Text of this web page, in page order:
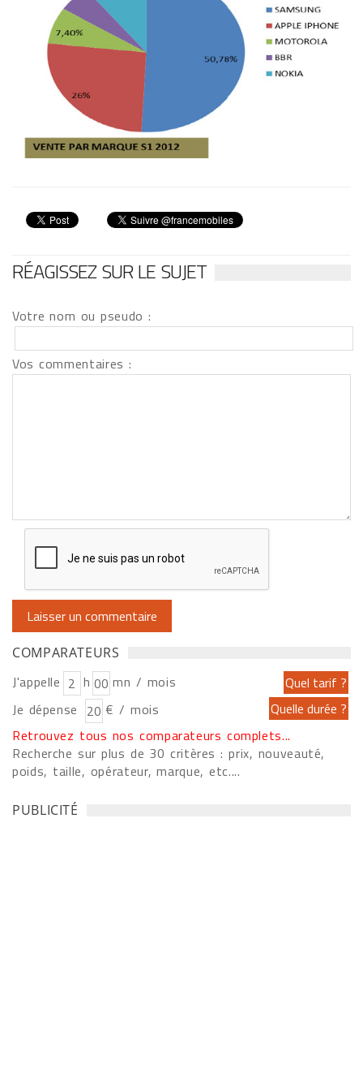
RÉAGISSEZ SUR LE SUJET
Votre nom ou pseudo :
Vos commentaires :
COMPARATEURS
J'appelle h
mn / mois
Je dépense
€ / mois
Retrouvez tous nos comparateurs complets...
Recherche sur plus de 30 critères : prix, nouveauté,
poids, taille, opérateur, marque, etc....
PUBLICITÉ